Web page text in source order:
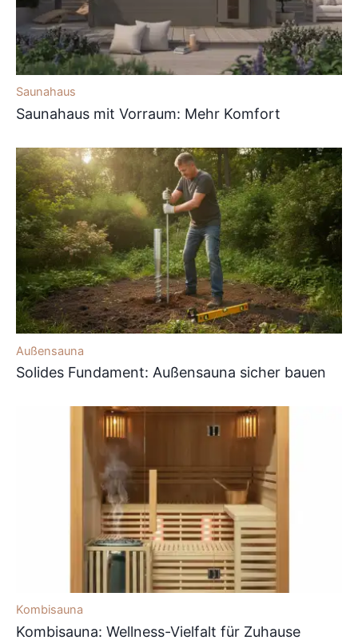
Saunahaus
Saunahaus mit Vorraum: Mehr Komfort
Außensauna
Solides Fundament: Außensauna sicher bauen
Kombisauna
Kombisauna: Wellness-Vielfalt für Zuhause